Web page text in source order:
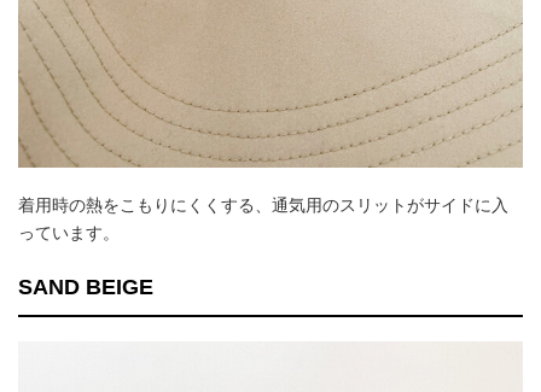
着用時の熱をこもりにくくする、通気用のスリットがサイドに入
っています。
SAND BEIGE